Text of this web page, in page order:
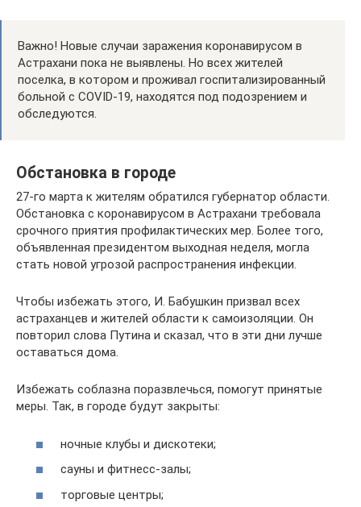
Важно! Новые случаи заражения коронавирусом в
Астрахани пока не выявлены. Но всех жителей
поселка, в котором и проживал госпитализированный
больной с COVID-19, находятся под подозрением и
обследуются.
Обстановка в городе
27-го марта к жителям обратился губернатор области.
Обстановка с коронавирусом в Астрахани требовала
срочного приятия профилактических мер. Более того,
объявленная президентом выходная неделя, могла
стать новой угрозой распространения инфекции.
Чтобы избежать этого, И. Бабушкин призвал всех
астраханцев и жителей области к самоизоляции. Он
повторил слова Путина и сказал, что в эти дни лучше
оставаться дома.
Избежать соблазна поразвлечься, помогут принятые
меры. Так, в городе будут закрыты:
ночные клубы и дискотеки;
сауны и фитнесс-залы;
торговые центры;